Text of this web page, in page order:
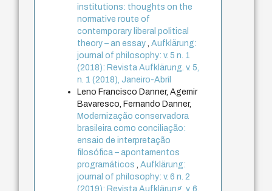
institutions: thoughts on the
normative route of
contemporary liberal political
theory – an essay ,Aufklärung:
journal of philosophy: v. 5 n. 1
(2018): Revista Aufklärung. v. 5,
n. 1 (2018), Janeiro-Abril
Leno Francisco Danner, Agemir
Bavaresco, Fernando Danner,
Modernização conservadora
brasileira como conciliação:
ensaio de interpretação
filosófica – apontamentos
programáticos
,Aufklärung:
journal of philosophy: v. 6 n. 2
(2019): Revista Aufklärung. v. 6,